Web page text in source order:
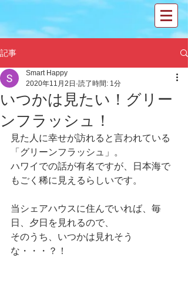
記事
いつかは見たい！グリー
ンフラッシュ！
Smart Happy
2020年11月2日 読了時間: 1分
見た人に幸せが訪れると言われている
「グリーンフラッシュ」。
ハワイでの話が有名ですが、日本海で
もごく稀に見えるらしいです。
当シェアハウスに住んでいれば、毎
日、夕日を見れるので、
そのうち、いつかは見れそう
な・・・？！